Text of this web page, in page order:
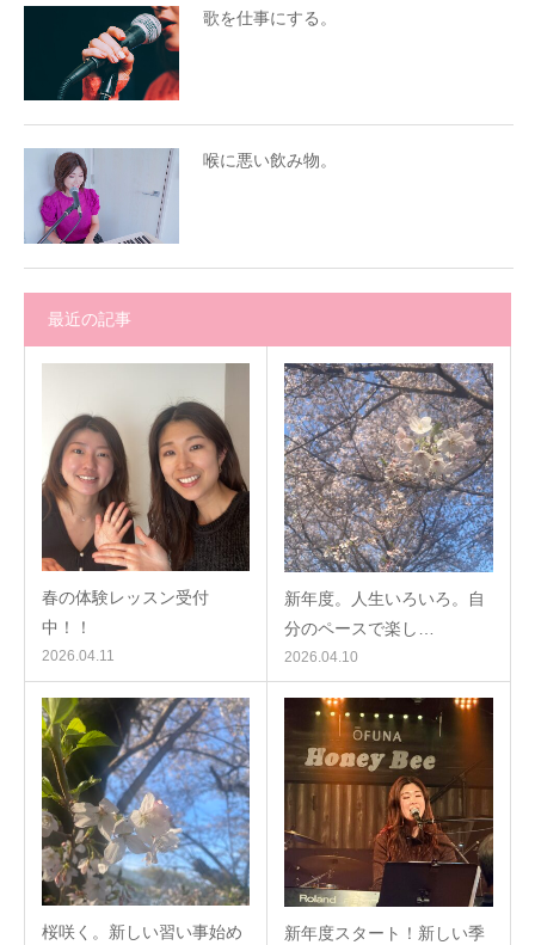
歌を仕事にする。
喉に悪い飲み物。
最近の記事
春の体験レッスン受付
中！！
2026.04.11
新年度。人生いろいろ。自
分のペースで楽し…
2026.04.10
桜咲く。新しい習い事始め
新年度スタート！新しい季